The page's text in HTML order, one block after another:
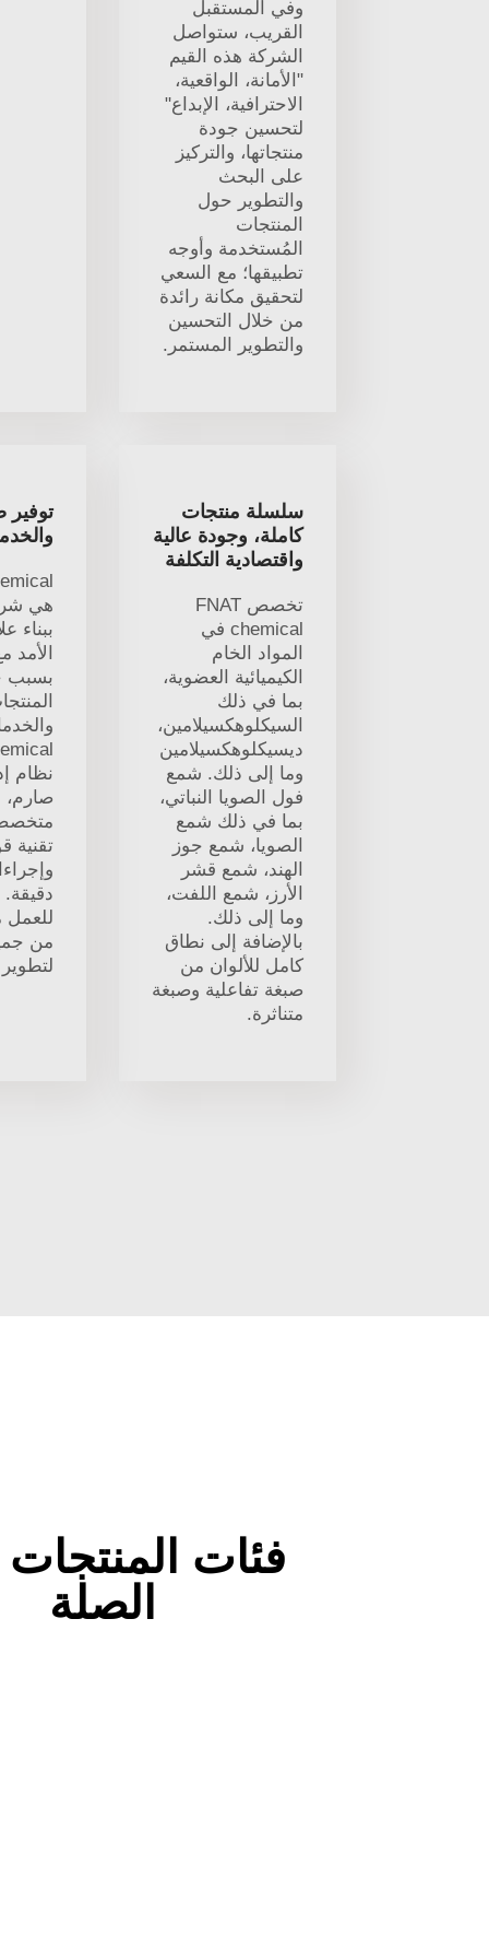
وفي المستقبل
القريب، ستواصل
الشركة هذه القيم
"الأمانة، الواقعية،
الاحترافية، الإبداع"
لتحسين جودة
منتجاتها، والتركيز
على البحث
والتطوير حول
المنتجات
المُستخدمة وأوجه
تطبيقها؛ مع السعي
لتحقيق مكانة رائدة
من خلال التحسين
والتطوير المستمر.
سلسلة منتجات
كاملة، وجودة عالية
واقتصادية التكلفة
تخصص FNAT
chemical في
المواد الخام
الكيميائية العضوية،
بما في ذلك
السيكلوهكسيلامين،
ديسيكلوهكسيلامين
وما إلى ذلك. شمع
فول الصويا النباتي،
بما في ذلك شمع
الصويا، شمع جوز
الهند، شمع قشر
الأرز، شمع اللفت،
وما إلى ذلك.
بالإضافة إلى نطاق
كامل للألوان من
صبغة تفاعلية وصبغة
متناثرة.
توفير
هي
ببناء
الأمد
بسبب
نظام
صارم،
تقنية
للعمل
من
فئات
الصلة